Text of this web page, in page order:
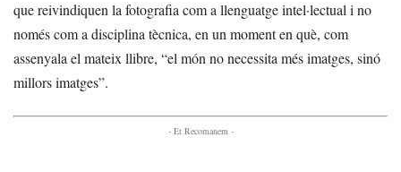
que reivindiquen la fotografia com a llenguatge intel·lectual i no
només com a disciplina tècnica, en un moment en què, com
assenyala el mateix llibre, “el món no necessita més imatges, sinó
millors imatges”.
- Et Recomanem -